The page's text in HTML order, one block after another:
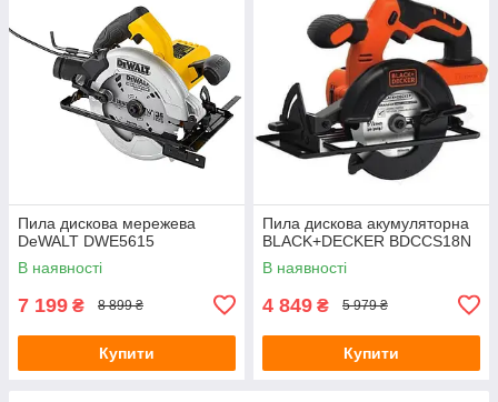
Пила дискова мережева
DeWALT DWE5615
В наявності
7 199 ₴ 8 899 ₴
Купити
Пила дискова акумуляторна
BLACK+DECKER BDCCS18N
В наявності
4 849 ₴ 5 979 ₴
Купити